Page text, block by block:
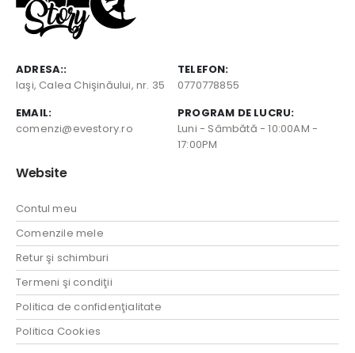
ADRESA::
Iaşi, Calea Chişinăului, nr. 35
TELEFON:
0770778855
EMAIL:
comenzi@evestory.ro
PROGRAM DE LUCRU:
Luni - Sâmbătă - 10:00AM -
17:00PM
Website
Contul meu
Comenzile mele
Retur şi schimburi
Termeni şi condiţii
Politica de confidenţialitate
Politica Cookies